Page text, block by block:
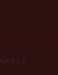
ポイント